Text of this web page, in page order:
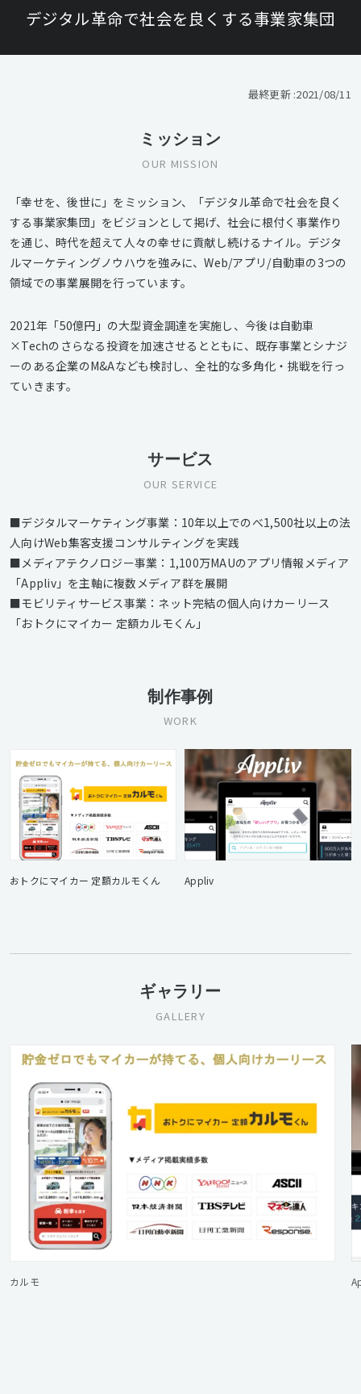
デジタル革命で社会を良くする事業家集団
最終更新 :2021/08/11
ミッション
OUR MISSION
「幸せを、後世に」をミッション、「デジタル革命で社会を良く
する事業家集団」をビジョンとして掲げ、社会に根付く事業作り
を通じ、時代を超えて人々の幸せに貢献し続けるナイル。デジタ
ルマーケティングノウハウを強みに、Web/アプリ/自動車の3つの
領域での事業展開を行っています。
2021年「50億円」の大型資金調達を実施し、今後は自動車
×Techのさらなる投資を加速させるとともに、既存事業とシナジ
ーのある企業のM&Aなども検討し、全社的な多角化・挑戦を行っ
ていきます。
サービス
OUR SERVICE
■デジタルマーケティング事業：10年以上でのべ1,500社以上の法
人向けWeb集客支援コンサルティングを実践
■メディアテクノロジー事業：1,100万MAUのアプリ情報メディア
「Appliv」を主軸に複数メディア群を展開
■モビリティサービス事業：ネット完結の個人向けカーリース
「おトクにマイカー 定額カルモくん」
制作事例
WORK
おトクにマイカー 定額カルモくん Appliv
ギャラリー
GALLERY
カルモ